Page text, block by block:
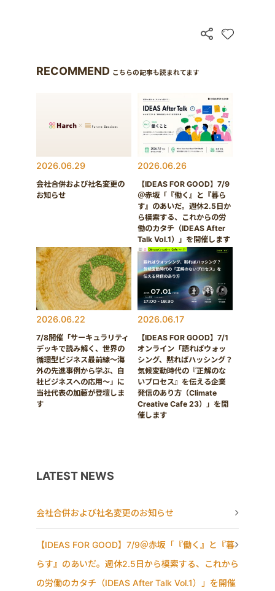
RECOMMEND こちらの記事も読まれてます
2026.06.29
会社合併および社名変更の
お知らせ
2026.06.26
【IDEAS FOR GOOD】7/9
＠赤坂「『働く』と『暮ら
す』のあいだ。週休2.5日か
ら模索する、これからの労
働のカタチ（IDEAS After
Talk Vol.1）」を開催します
2026.06.22
7/8開催「サーキュラリティ
デッキで読み解く、世界の
循環型ビジネス最前線〜海
外の先進事例から学ぶ、自
社ビジネスへの応用〜」に
当社代表の加藤が登壇しま
す
2026.06.17
【IDEAS FOR GOOD】7/1
オンライン「語ればウォッ
シング、黙ればハッシング？
気候変動時代の『正解のな
いプロセス』を伝える企業
発信のあり方（Climate
Creative Cafe 23）」を開
催します
LATEST NEWS
会社合併および社名変更のお知らせ
【IDEAS FOR GOOD】7/9＠赤坂「『働く』と『暮
らす』のあいだ。週休2.5日から模索する、これから
の労働のカタチ（IDEAS After Talk Vol.1）」を開催